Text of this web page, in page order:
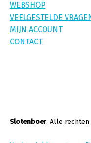
WEBSHOP
VEELGESTELDE
MIJN ACCOUNT
CONTACT
Slotenboer. Alle rechten